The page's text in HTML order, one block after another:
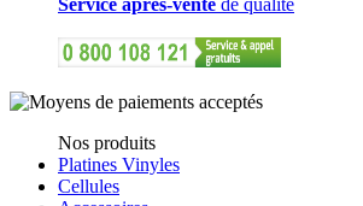
Nos produits
Platines Vinyles
Cellules